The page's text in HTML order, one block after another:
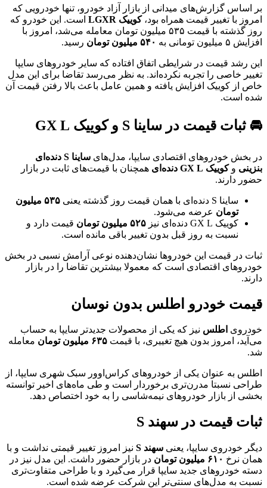
بر اساس گزارش‌های میدانی از بازار آزاد خودرو، تنها خودرویی که
امروز با تغییر قیمت همراه بود،کوییک LGXR
است. این خودرو که
روز گذشته با قیمت ۵۳۵ میلیون تومان معامله می‌شد، امروز با
افزایش ۵ میلیون تومانی به
۵۴۰ میلیون تومان رسید.
این رشد قیمت در شرایطی اتفاق افتاده که سایر خودروهای سایپا
تغییر خاصی را تجربه نکرده‌اند. به نظر می‌رسد تقاضا برای این مدل
خاص از کوییک افزایش یافته و همین عامل باعث بالا رفتن قیمت آن
شده است.
🚘 ثبات قیمت در ساینا S و کوییک GX L
در بخش خودروهای اقتصادی سایپا، مدل‌های
ساینا S دنده‌ای
بنزینی وکوییک GX L دنده‌ای
همچنان با قیمت‌های ثابت در بازار
حضور دارند.
ساینا S دنده‌ای با همان قیمت روز گذشته یعنی
۵۳۵ میلیون
تومان عرضه می‌شود.
کوییک GX L دنده‌ای نیز
۵۲۵ میلیون تومان
قیمت دارد و
نسبت به روز قبل بدون تغییر باقی مانده است.
ثبات در قیمت این خودروها نشان‌دهنده نوعی آرامش نسبی در بخش
خودروهای اقتصادی است که معمولا بیشترین تقاضا را در بازار
دارند.
قیمت خودرو اطلس بدون نوسان
خودروی اطلس نیز که یکی از محصولات جدیدتر سایپا به حساب
می‌آید، امروز بدون هیچ تغییری، با قیمت ۶۳۵ میلیون تومان
معامله
شد.
اطلس به عنوان یکی از خودروهای کراس‌اوور سبک شهری سایپا، از
طراحی نسبتا مدرن‌تری برخوردار است و طی ماه‌های اخیر توانسته
بخشی از بازار خودروهای نیمه‌شاسی را به خود اختصاص دهد.
ثبات قیمت در سهند S
دیگر خودروی سایپا، یعنی سهند S
نیز امروز تغییر قیمتی نداشت و با
همان نرخ ۶۱۰ میلیون تومان
در بازار حضور داشت. این مدل نیز در
دسته خودروهای جدید سایپا قرار می‌گیرد و با طراحی متفاوت‌تری
نسبت به مدل‌های سنتی‌تر این شرکت عرضه شده است.